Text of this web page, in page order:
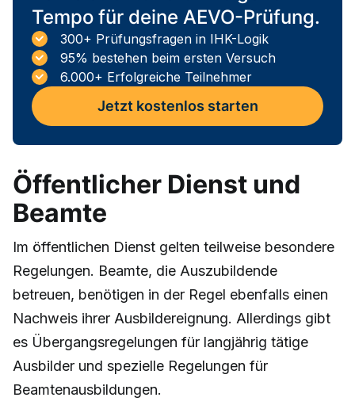
Tempo für deine AEVO-Prüfung.
300+ Prüfungsfragen in IHK-Logik
95% bestehen beim ersten Versuch
6.000+ Erfolgreiche Teilnehmer
Jetzt kostenlos starten
Öffentlicher Dienst und
Beamte
Im öffentlichen Dienst gelten teilweise besondere
Regelungen. Beamte, die Auszubildende
betreuen, benötigen in der Regel ebenfalls einen
Nachweis ihrer Ausbildereignung. Allerdings gibt
es Übergangsregelungen für langjährig tätige
Ausbilder und spezielle Regelungen für
Beamtenausbildungen.